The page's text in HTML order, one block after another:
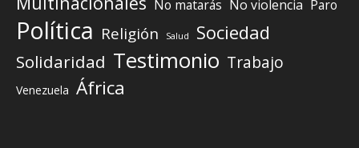
No matarás No violencia Paro
Política Religión Salud Sociedad
Solidaridad Testimonio Trabajo
Venezuela África